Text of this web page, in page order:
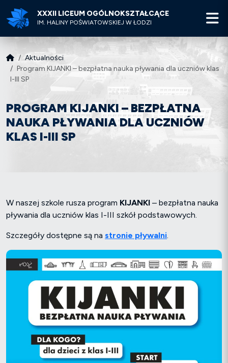
XXXII LICEUM OGÓLNOKSZTAŁCĄCE
IM. HALINY POŚWIATOWSKIEJ W ŁODZI
Aktualności
Program KIJANKI – bezpłatna nauka pływania dla uczniów klas
I-III SP
PROGRAM KIJANKI – BEZPŁATNA
NAUKA PŁYWANIA DLA UCZNIÓW
KLAS I-III SP
W naszej szkole rusza program KIJANKI – bezpłatna nauka
pływania dla uczniów klas I-III szkół podstawowych.
Szczegóły dostępne są na stronie pływalni.